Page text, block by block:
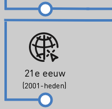
21e eeuw
(2001-heden)